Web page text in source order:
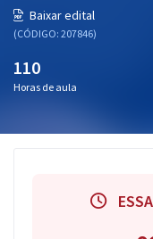
Blog
Aprovados
Baixar edital
(CÓDIGO: 207846)
110
Horas de aula